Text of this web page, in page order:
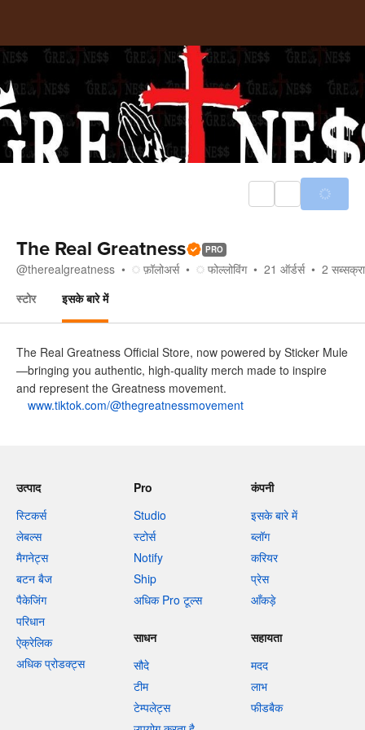
The Real Greatness PRO
@therealgreatness फ़ॉलोअर्स फोल्लोविंग 21 ऑर्डर्स 2
स्टोर
इसके बारे में
The Real Greatness Official Store, now powered by Sticker Mule
—bringing you authentic, high-quality merch made to inspire
and represent the Greatness movement.
www.tiktok.com/@thegreatnessmovement
उत्पाद
स्टिकर्स
लेबल्स
मैगनेट्स
बटन बैज
पैकेजिंग
परिधान
ऐक्रेलिक
अधिक प्रोडक्ट्स
Pro
Studio
स्टोर्स
Notify
Ship
अधिक Pro टूल्स
कंपनी
इसके बारे में
ब्लॉग
करियर
प्रेस
आँकड़े
साधन
सौदे
टीम
टेम्पलेट्स
सहायता
मदद
लाभ
फीडबैक